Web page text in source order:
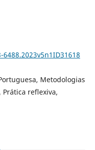
Metodologias
Prática reflexiva,